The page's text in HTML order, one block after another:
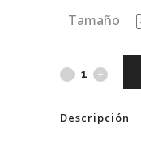
Tamaño
Descripción